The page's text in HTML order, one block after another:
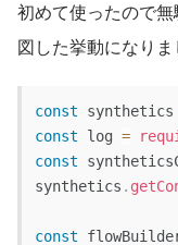
初めて使ったので
図した挙動になりま
const synthetics
const log =
const
synthetics .
const